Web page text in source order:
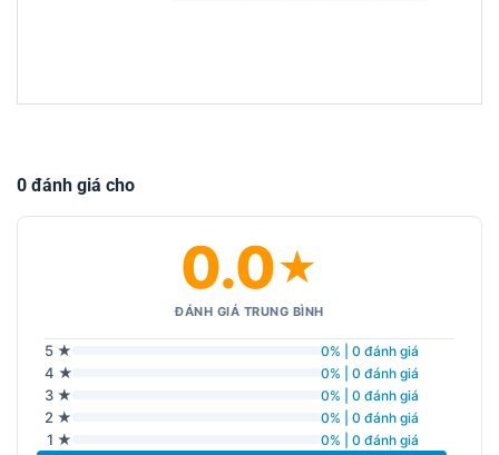
0 đánh giá cho
0.0★
ĐÁNH GIÁ TRUNG BÌNH
5 ★ 0% | 0 đánh giá
4 ★ 0% | 0 đánh giá
3 ★ 0% | 0 đánh giá
2 ★ 0% | 0 đánh giá
1 ★ 0% | 0 đánh giá